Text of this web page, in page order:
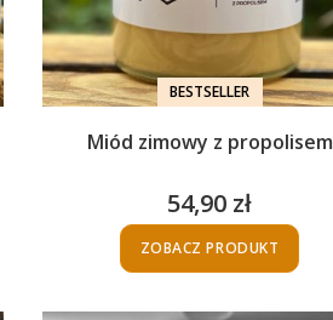
BESTSELLER
Miód zimowy z propolisem
Cena
54,90 zł
ZOBACZ PRODUKT